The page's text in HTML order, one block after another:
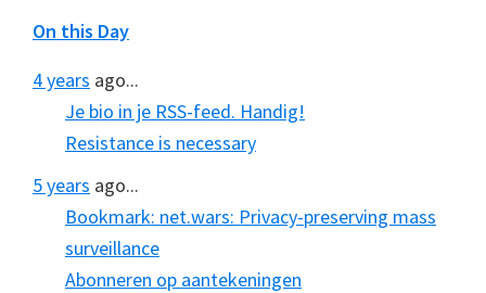
On this Day
4 years ago...
Je bio in je RSS-feed. Handig!
Resistance is necessary
5 years ago...
Bookmark: net.wars: Privacy-preserving mass
surveillance
Abonneren op aantekeningen